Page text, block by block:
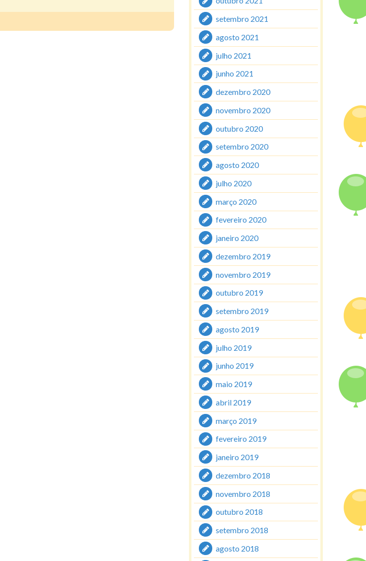
setembro 2021
agosto 2021
julho 2021
junho 2021
dezembro 2020
novembro 2020
outubro 2020
setembro 2020
agosto 2020
julho 2020
março 2020
fevereiro 2020
janeiro 2020
dezembro 2019
novembro 2019
outubro 2019
setembro 2019
agosto 2019
julho 2019
junho 2019
maio 2019
abril 2019
março 2019
fevereiro 2019
janeiro 2019
dezembro 2018
novembro 2018
outubro 2018
setembro 2018
agosto 2018